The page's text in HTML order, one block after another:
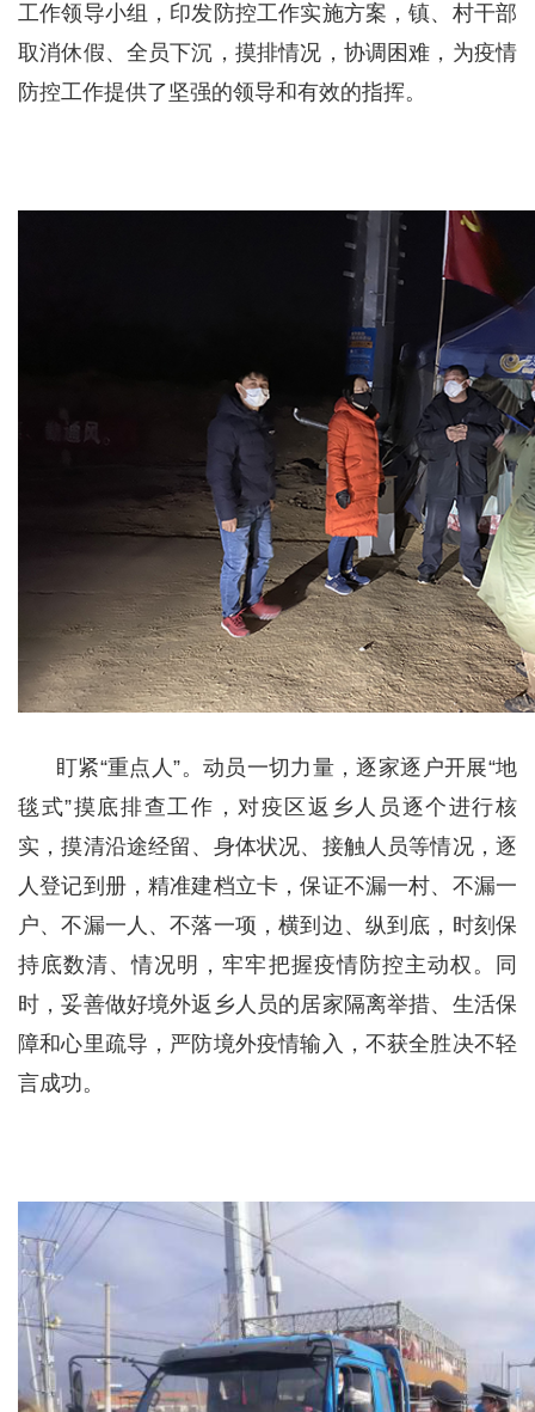
工作领导小组，印发防控工作实施方案，镇、村干部
取消休假、全员下沉，摸排情况，协调困难，为疫情
防控工作提供了坚强的领导和有效的指挥。
盯紧“重点人”。动员一切力量，逐家逐户开展“地
毯式”摸底排查工作，对疫区返乡人员逐个进行核
实，摸清沿途经留、身体状况、接触人员等情况，逐
人登记到册，精准建档立卡，保证不漏一村、不漏一
户、不漏一人、不落一项，横到边、纵到底，时刻保
持底数清、情况明，牢牢把握疫情防控主动权。同
时，妥善做好境外返乡人员的居家隔离举措、生活保
障和心里疏导，严防境外疫情输入，不获全胜决不轻
言成功。